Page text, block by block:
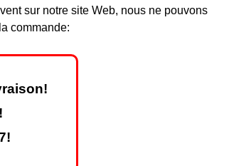
sur notre site Web, nous ne pouvons
commande:
!